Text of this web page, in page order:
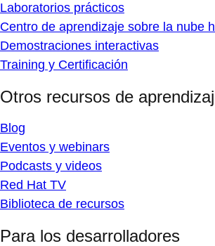
Laboratorios prácticos
Centro de aprendizaje sobre la nube
Demostraciones interactivas
Training y Certificación
Otros recursos de
Blog
Eventos y webinars
Podcasts y videos
Red Hat TV
Biblioteca de recursos
Para los desarrolladores